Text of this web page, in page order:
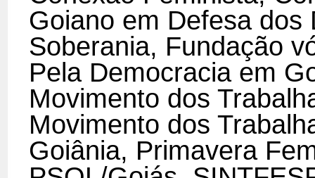
Goiano em Defesa
Soberania, Fundação
Pela Democracia em
Movimento dos
Movimento dos
Goiânia, Primavera